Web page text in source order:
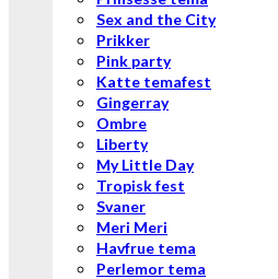
Sex and the City
Prikker
Pink party
Katte temafest
Gingerray
Ombre
Liberty
My Little Day
Tropisk fest
Svaner
Meri Meri
Havfrue tema
Perlemor tema